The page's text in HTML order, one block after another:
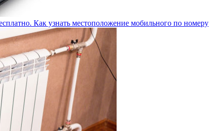
Как узнать местоположение мобильного по номеру